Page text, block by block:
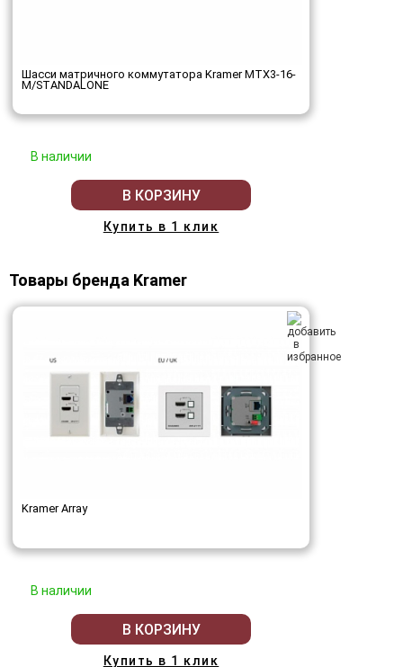
Шасси матричного коммутатора Kramer MTX3-16-
M/STANDALONE
В наличии
В КОРЗИНУ
Купить в 1 клик
Товары бренда Kramer
Kramer Array
В наличии
В КОРЗИНУ
Купить в 1 клик